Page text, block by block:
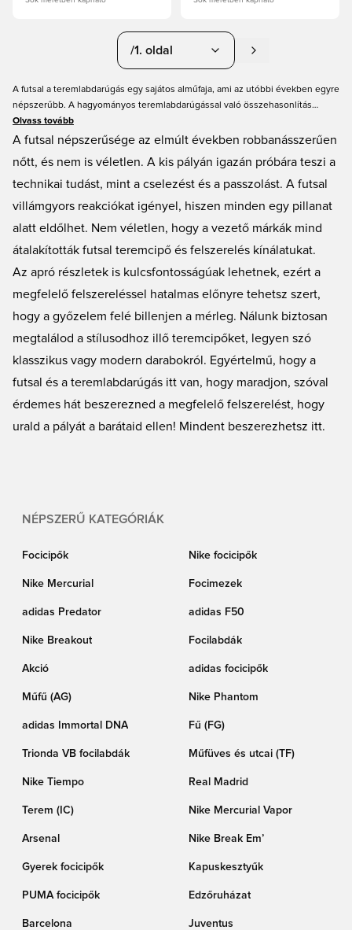
/1. oldal
A futsal a teremlabdarúgás egy sajátos alműfaja, ami az utóbbi években egyre
népszerűbb. A hagyományos teremlabdarúgással való összehasonlítás
egyértelmű, de a szabályok és a felszerelés világosan megmutatják a
különbségeket. Az Unisport nagyszerű futsalcipő-választékot kínál. A
biztosítsanak a pályán, és segítsék a látványos trükkök kivitelezését. Széles
választékot kínálunk különféle futsal- és teremcipőkből, mindezt egyszerű
vásárlással és gyors szállítással.
Olvass tovább
A futsal népszerűsége az elmúlt években robbanásszerűen
nőtt, és nem is véletlen. A kis pályán igazán próbára teszi a
technikai tudást, mint a cselezést és a passzolást. A futsal
villámgyors reakciókat igényel, hiszen minden egy pillanat
alatt eldőlhet. Nem véletlen, hogy a vezető márkák mind
átalakították futsal teremcipő és felszerelés kínálatukat.
Az apró részletek is kulcsfontosságúak lehetnek, ezért a
megfelelő felszereléssel hatalmas előnyre tehetsz szert,
hogy a győzelem felé billenjen a mérleg. Nálunk biztosan
megtalálod a stílusodhoz illő teremcipőket, legyen szó
klasszikus vagy modern darabokról. Egyértelmű, hogy a
futsal és a teremlabdarúgás itt van, hogy maradjon, szóval
érdemes hát beszerezned a megfelelő felszerelést, hogy
urald a pályát a barátaid ellen! Mindent beszerezhetsz itt.
NÉPSZERŰ KATEGÓRIÁK
Focicipők Nike focicipők
Nike Mercurial Focimezek
adidas Predator adidas F50
Nike Breakout Focilabdák
Akció adidas focicipők
Műfű (AG) Nike Phantom
adidas Immortal DNA Fű (FG)
Trionda VB focilabdák Műfüves és utcai (TF)
Nike Tiempo Real Madrid
Terem (IC) Nike Mercurial Vapor
Arsenal Nike Break Em’
Gyerek focicipők Kapuskesztyűk
PUMA focicipők Edzőruházat
Barcelona Juventus